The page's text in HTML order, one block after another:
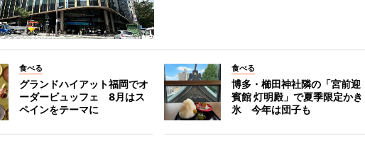
食べる
グランドハイアット福岡でオ
ーダービュッフェ 8月はス
ペインをテーマに
食べる
博多・櫛田神社隣の「宮前迎
賓館 灯明殿」で夏季限定かき
氷 今年は団子も